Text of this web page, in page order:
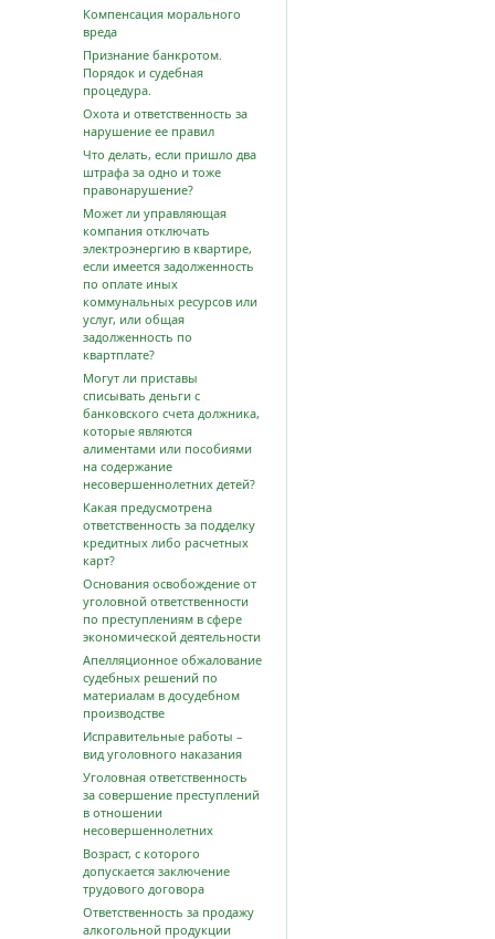
Компенсация морального
вреда
Признание банкротом.
Порядок и судебная
процедура.
Охота и ответственность за
нарушение ее правил
Что делать, если пришло два
штрафа за одно и тоже
правонарушение?
Может ли управляющая
компания отключать
электроэнергию в квартире,
если имеется задолженность
по оплате иных
коммунальных ресурсов или
услуг, или общая
задолженность по
квартплате?
Могут ли приставы
списывать деньги с
банковского счета должника,
которые являются
алиментами или пособиями
на содержание
несовершеннолетних детей?
Какая предусмотрена
ответственность за подделку
кредитных либо расчетных
карт?
Основания освобождение от
уголовной ответственности
по преступлениям в сфере
экономической деятельности
Апелляционное обжалование
судебных решений по
материалам в досудебном
производстве
Исправительные работы –
вид уголовного наказания
Уголовная ответственность
за совершение преступлений
в отношении
несовершеннолетних
Возраст, с которого
допускается заключение
трудового договора
Ответственность за продажу
алкогольной продукции